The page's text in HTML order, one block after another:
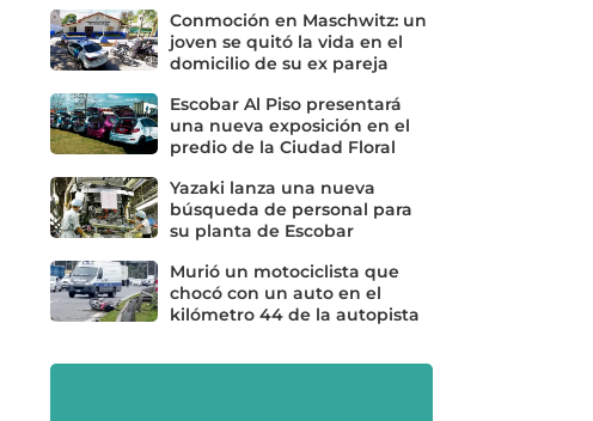
Conmoción en Maschwitz: un
joven se quitó la vida en el
domicilio de su ex pareja
Escobar Al Piso presentará
una nueva exposición en el
predio de la Ciudad Floral
Yazaki lanza una nueva
búsqueda de personal para
su planta de Escobar
Murió un motociclista que
chocó con un auto en el
kilómetro 44 de la autopista